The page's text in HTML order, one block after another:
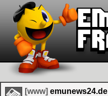
[www] emunews24.de